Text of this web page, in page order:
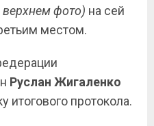
верхнем фото) на сей
местом.
Руслан Жигаленко
итогового протокола.